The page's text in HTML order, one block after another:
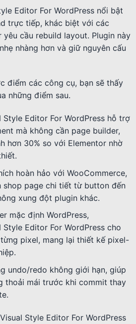
Editor For WordPress nổi bật
trực tiếp, khác biệt với các
yêu cầu rebuild layout. Plugin này
nhàng hơn và giữ nguyên cấu
điểm các công cụ, bạn sẽ thấy
những điểm sau.
Style Editor For WordPress hỗ trợ
mà không cần page builder,
hơn 30% so với Elementor nhờ
hoàn hảo với WooCommerce,
shop page chi tiết từ button đến
xung đột plugin khác.
mặc định WordPress,
Editor For WordPress cho
pixel, mang lại thiết kế pixel-
undo/redo không giới hạn, giúp
thoải mái trước khi commit thay
Style Editor For WordPress